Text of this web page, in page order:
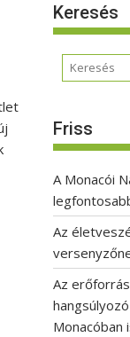
Keresés
Friss
A Monacói
Az
Az
Monacóban